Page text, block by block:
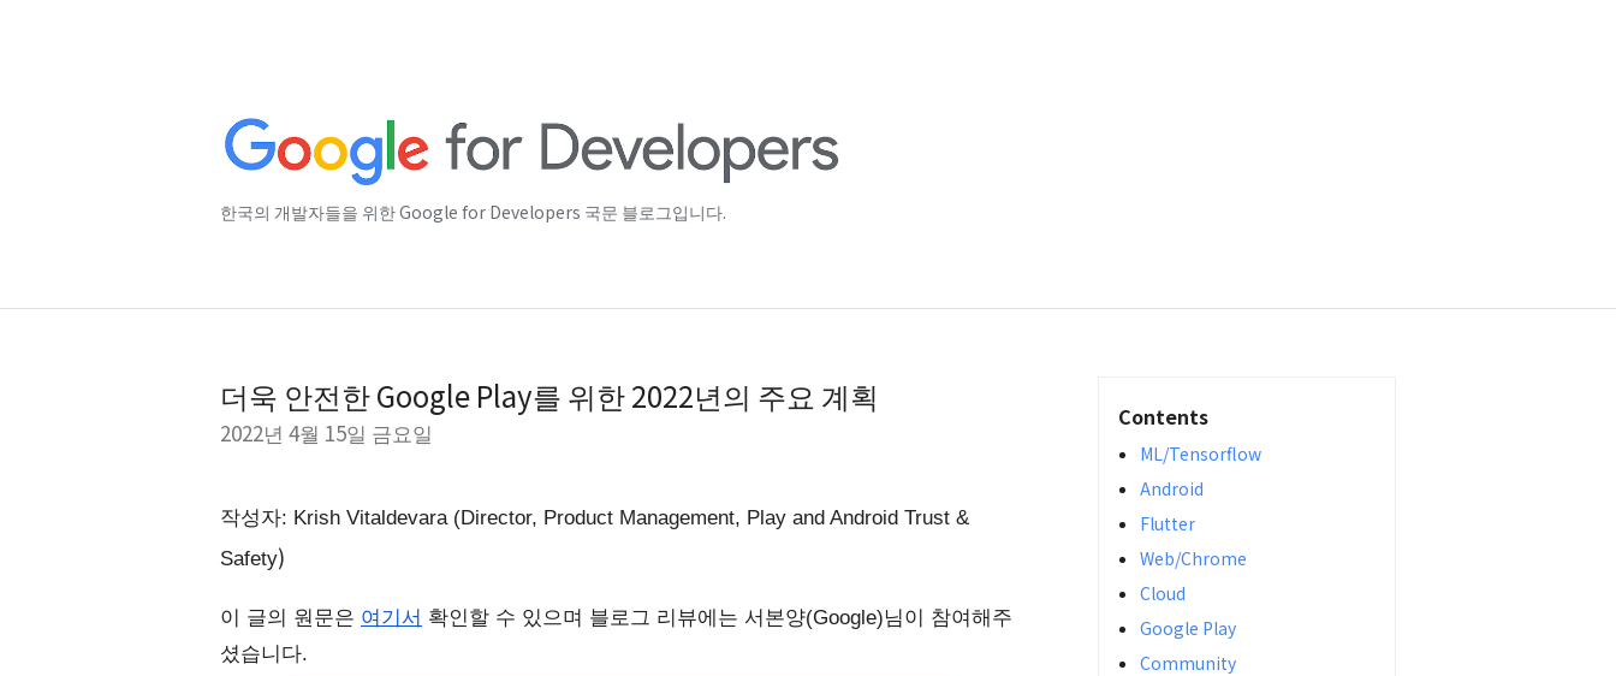
한국의 개발자들을 위한 Google for Developers 국문 블로그입니다.
더욱 안전한 Google Play를 위한 2022년의 주요 계획
2022년 4월 15일 금요일
작성자: Krish Vitaldevara (Director, Product Management, Play and Android Trust &
Safety)
이 글의 원문은 여기서 확인할 수 있으며 블로그 리뷰에는 서본양(Google)님이 참여해주
셨습니다.
Contents
ML/Tensorflow
Android
Flutter
Web/Chrome
Cloud
Google Play
Community